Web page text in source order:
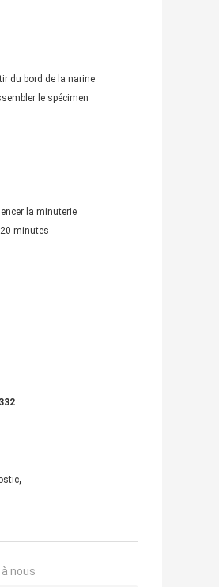
du bord de la narine
le spécimen
la minuterie
minutes
,
nous